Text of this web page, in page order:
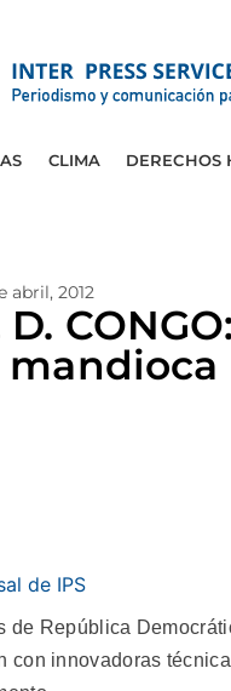
CLIMA DERECHOS
abril, 2012
D.
mandioca
de IPS
de República
con innovadoras